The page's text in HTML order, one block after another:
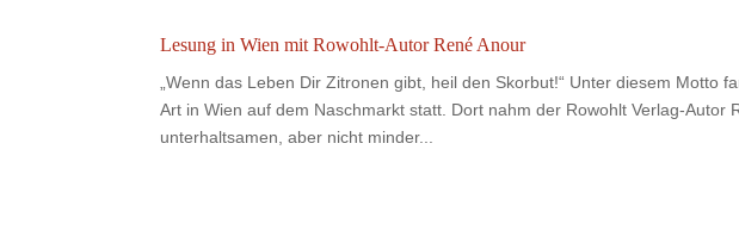
Lesung in Wien mit Rowohlt-Autor René Anour
„Wenn das Leben Dir Zitronen gibt, heil den Skorbut!“ Unter diesem Motto
Art in Wien auf dem Naschmarkt statt. Dort nahm der Rowohlt Verlag-Autor
unterhaltsamen, aber nicht minder...